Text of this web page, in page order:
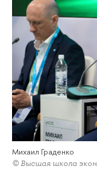
Михаил Граденко
© Высшая школа